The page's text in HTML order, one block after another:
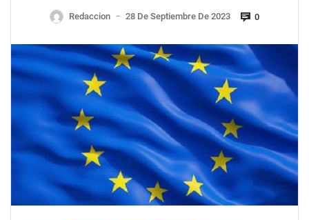
Redaccion — 28 De Septiembre De 2023 0